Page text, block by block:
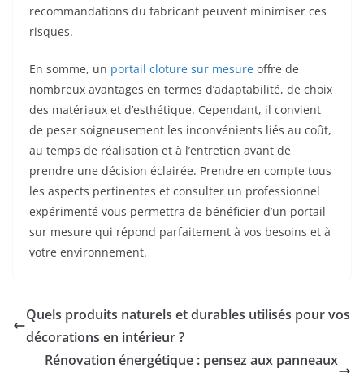
recommandations du fabricant peuvent minimiser ces
risques.
En somme, un portail cloture sur mesure offre de
nombreux avantages en termes d’adaptabilité, de choix
des matériaux et d’esthétique. Cependant, il convient
de peser soigneusement les inconvénients liés au coût,
au temps de réalisation et à l’entretien avant de
prendre une décision éclairée. Prendre en compte tous
les aspects pertinentes et consulter un professionnel
expérimenté vous permettra de bénéficier d’un portail
sur mesure qui répond parfaitement à vos besoins et à
votre environnement.
Quels produits naturels et durables utilisés pour vos
décorations en intérieur ?
Rénovation énergétique : pensez aux panneaux